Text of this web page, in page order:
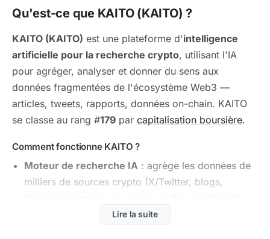
Qu'est-ce que KAITO (KAITO) ?
KAITO (KAITO) est une plateforme d'intelligence
artificielle pour la recherche crypto, utilisant l'IA
pour agréger, analyser et donner du sens aux
données fragmentées de l'écosystème Web3 —
articles, tweets, rapports, données on-chain. KAITO
se classe au rang #179 par capitalisation boursière.
Comment fonctionne KAITO ?
Moteur de recherche IA : agrège les données de
milliers de sources crypto (X/Twitter, blogs,
Lire la suite